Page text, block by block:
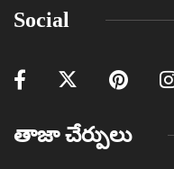
Social
తాజా చేర్పులు